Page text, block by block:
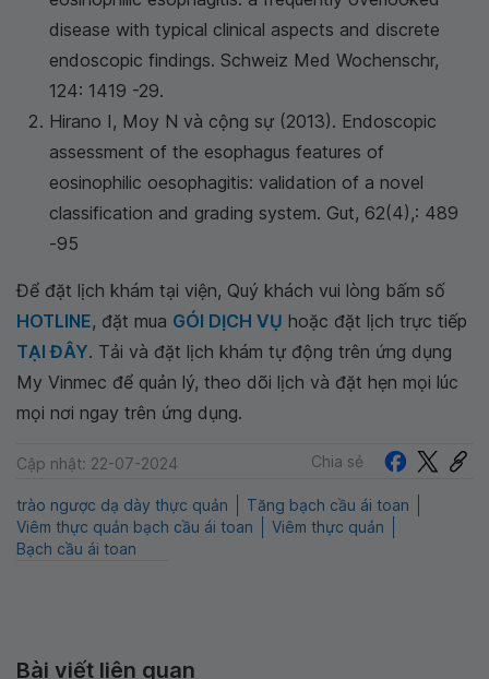
disease with typical clinical aspects and discrete
endoscopic findings. Schweiz Med Wochenschr,
124: 1419 -29.
Hirano I, Moy N và cộng sự (2013). Endoscopic
assessment of the esophagus features of
eosinophilic oesophagitis: validation of a novel
classification and grading system. Gut, 62(4),: 489
-95
Để đặt lịch khám tại viện, Quý khách vui lòng bấm số
HOTLINE, đặt mua GÓI DỊCH VỤ hoặc đặt lịch trực tiếp
TẠI ĐÂY. Tải và đặt lịch khám tự động trên ứng dụng
My Vinmec để quản lý, theo dõi lịch và đặt hẹn mọi lúc
mọi nơi ngay trên ứng dụng.
Cập nhật: 22-07-2024 Chia sẻ
trào ngược dạ dày thực quản
Tăng bạch cầu ái toan
Viêm thực quản bạch cầu ái toan
Viêm thực quản
Bạch cầu ái toan
Bài viết liên quan